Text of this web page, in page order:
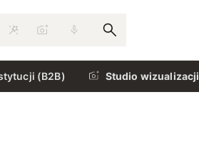
(B2B) Studio wizualizacji